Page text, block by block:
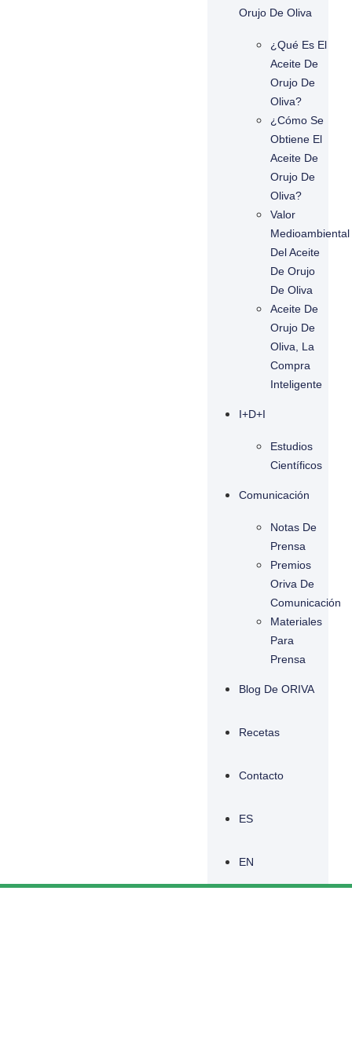
Orujo De Oliva
¿Qué Es El
Aceite De
Orujo De
Oliva?
¿Cómo Se
Obtiene El
Aceite De
Orujo De
Oliva?
Valor
Medioambiental
Del Aceite
De Orujo
De Oliva
Aceite De
Orujo De
Oliva, La
Compra
Inteligente
I+D+I
Estudios
Científicos
Comunicación
Notas De
Prensa
Premios
Oriva De
Comunicación
Materiales
Para
Prensa
Blog De ORIVA
Recetas
Contacto
ES
EN